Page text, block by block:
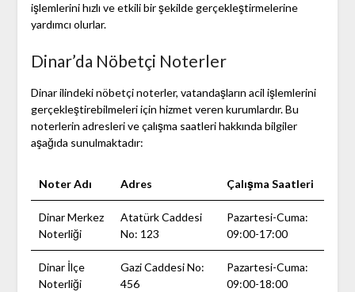
işlemlerini hızlı ve etkili bir şekilde gerçekleştirmelerine
yardımcı olurlar.
Dinar’da Nöbetçi Noterler
Dinar ilindeki nöbetçi noterler, vatandaşların acil işlemlerini
gerçekleştirebilmeleri için hizmet veren kurumlardır. Bu
noterlerin adresleri ve çalışma saatleri hakkında bilgiler
aşağıda sunulmaktadır:
Noter Adı Adres Çalışma Saatleri
Dinar Merkez
Noterliği
Atatürk Caddesi
No: 123
Pazartesi-Cuma:
09:00-17:00
Dinar İlçe
Noterliği
Gazi Caddesi No:
456
Pazartesi-Cuma:
09:00-18:00